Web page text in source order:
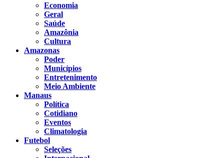
Economia
Geral
Saúde
Amazônia
Cultura
Amazonas
Poder
Municípios
Entretenimento
Meio Ambiente
Manaus
Política
Cotidiano
Eventos
Climatologia
Futebol
Seleções